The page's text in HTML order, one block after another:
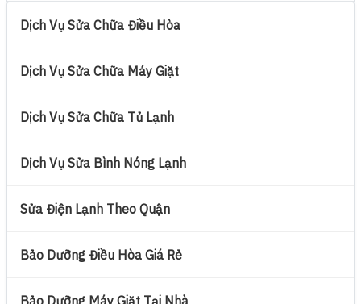
Dịch Vụ Sửa Chữa Điều Hòa
Dịch Vụ Sửa Chữa Máy Giặt
Dịch Vụ Sửa Chữa Tủ Lạnh
Dịch Vụ Sửa Bình Nóng Lạnh
Sửa Điện Lạnh Theo Quận
Bảo Dưỡng Điều Hòa Giá Rẻ